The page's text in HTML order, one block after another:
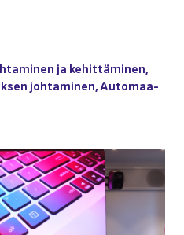
ja ke­hit­tä­mi­nen,
joh­ta­mi­nen,Au­to­maa­